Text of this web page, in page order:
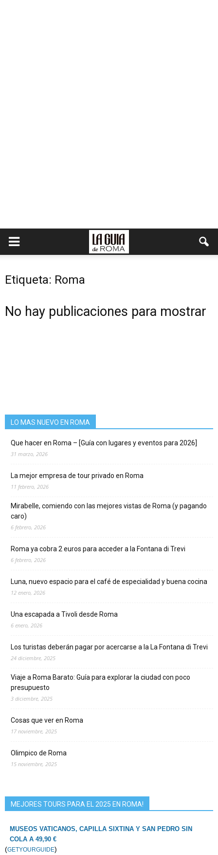
Etiqueta: Roma
No hay publicaciones para mostrar
LO MAS NUEVO EN ROMA
Que hacer en Roma – [Guía con lugares y eventos para 2026]
31 marzo, 2026
La mejor empresa de tour privado en Roma
11 febrero, 2026
Mirabelle, comiendo con las mejores vistas de Roma (y pagando
caro)
6 febrero, 2026
Roma ya cobra 2 euros para acceder a la Fontana di Trevi
6 febrero, 2026
Luna, nuevo espacio para el café de especialidad y buena cocina
12 enero, 2026
Una escapada a Tivoli desde Roma
6 enero, 2026
Los turistas deberán pagar por acercarse a la La Fontana di Trevi
24 diciembre, 2025
Viaje a Roma Barato: Guía para explorar la ciudad con poco
presupuesto
3 diciembre, 2025
Cosas que ver en Roma
17 noviembre, 2025
Olimpico de Roma
15 noviembre, 2025
MEJORES TOURS PARA EL 2025 EN ROMA!
MUSEOS VATICANOS, CAPILLA SIXTINA Y SAN PEDRO SIN
COLA A 49,90 €
(GETYOURGUIDE)